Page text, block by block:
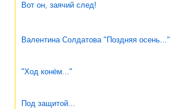
Вот он, заячий след!
Валентина Солдатова "Поздняя осень..."
"Ход конём..."
Под защитой...